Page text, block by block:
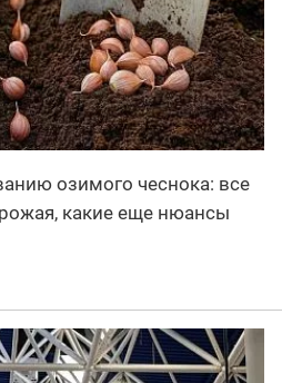
озимого чеснока: все
какие еще нюансы